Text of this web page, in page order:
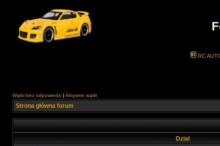
RC
Wątki bez odpowiedzi | Aktywne wątki
Strona główna forum
Dział